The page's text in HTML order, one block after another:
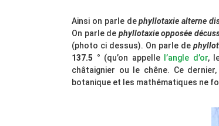
Ainsi on parle dephyllotaxie alterne
On parle de phyllotaxie opposée
(photo ci dessus). On parle de
137.5 ° (qu’on appelle l’angle d’or,
châtaignier ou le chêne. Ce
botanique et les mathématiques ne